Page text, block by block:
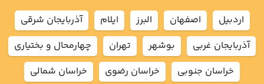
اردبيل اصفهان البرز ايلام
آذربايجان شرقي
آذربايجان غربي
بوشهر تهران
چهارمحال و بختياري
خراسان جنوبي
خراسان رضوي
خراسان شمالي